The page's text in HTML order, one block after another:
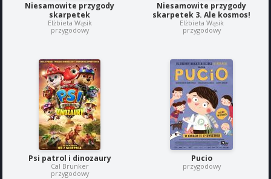
Niesamowite przygody
skarpetek
Elżbieta Wąsik
przygodowy
Niesamowite przygody
skarpetek 3. Ale kosmos!
Elżbieta Wąsik
przygodowy
Psi patrol i dinozaury
Cal Brunker
przygodowy
Pucio
przygodowy